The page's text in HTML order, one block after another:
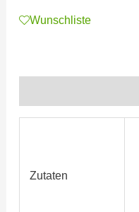
Wunschliste
Zutaten